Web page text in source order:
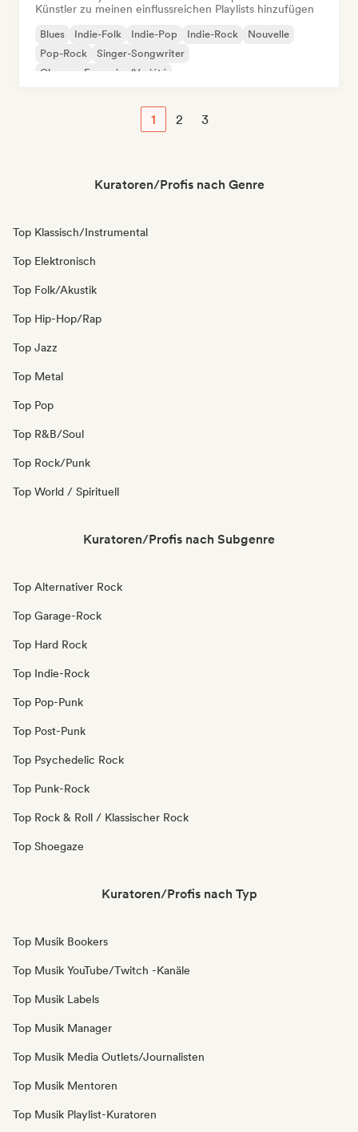
Künstler zu meinen einflussreichen Playlists hinzufügen
Blues Indie-Folk Indie-Pop Indie-Rock
Nouvelle
Pop-Rock
Singer-Songwriter
Chanson Française/Variété
1 2 3
Kuratoren/Profis nach Genre
Top Klassisch/Instrumental
Top Elektronisch
Top Folk/Akustik
Top Hip-Hop/Rap
Top Jazz
Top Metal
Top Pop
Top R&B/Soul
Top Rock/Punk
Top World / Spirituell
Kuratoren/Profis nach Subgenre
Top Alternativer Rock
Top Garage-Rock
Top Hard Rock
Top Indie-Rock
Top Pop-Punk
Top Post-Punk
Top Psychedelic Rock
Top Punk-Rock
Top Rock & Roll / Klassischer Rock
Top Shoegaze
Kuratoren/Profis nach Typ
Top Musik Bookers
Top Musik YouTube/Twitch -Kanäle
Top Musik Labels
Top Musik Manager
Top Musik Media Outlets/Journalisten
Top Musik Mentoren
Top Musik Playlist-Kuratoren